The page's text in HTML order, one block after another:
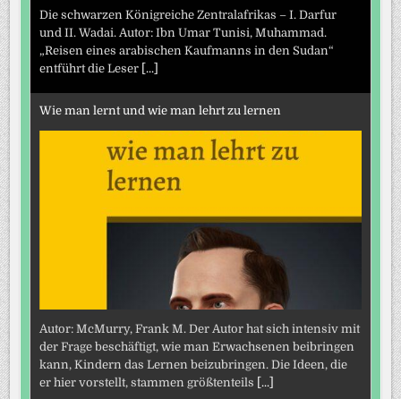
Die schwarzen Königreiche Zentralafrikas – I. Darfur
und II. Wadai. Autor: Ibn Umar Tunisi, Muhammad.
„Reisen eines arabischen Kaufmanns in den Sudan“
entführt die Leser [...]
Wie man lernt und wie man lehrt zu lernen
Autor: McMurry, Frank M. Der Autor hat sich intensiv mit
der Frage beschäftigt, wie man Erwachsenen beibringen
kann, Kindern das Lernen beizubringen. Die Ideen, die
er hier vorstellt, stammen größtenteils [...]